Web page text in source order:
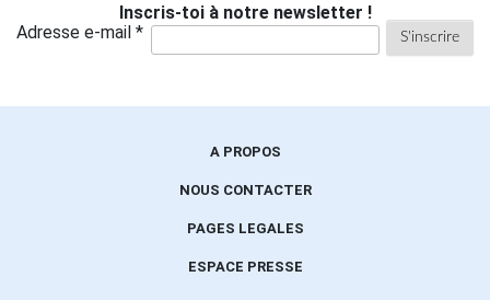
Inscris-toi à notre newsletter !
Adresse e-mail *
A PROPOS
NOUS CONTACTER
PAGES LEGALES
ESPACE PRESSE